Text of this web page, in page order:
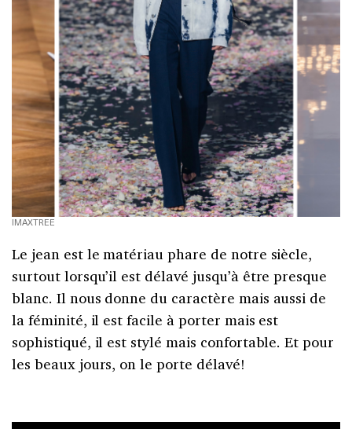
IMAXTREE
Le jean est le matériau phare de notre siècle,
surtout lorsqu’il est délavé jusqu’à être presque
blanc. Il nous donne du caractère mais aussi de
la féminité, il est facile à porter mais est
sophistiqué, il est stylé mais confortable. Et pour
les beaux jours, on le porte délavé!